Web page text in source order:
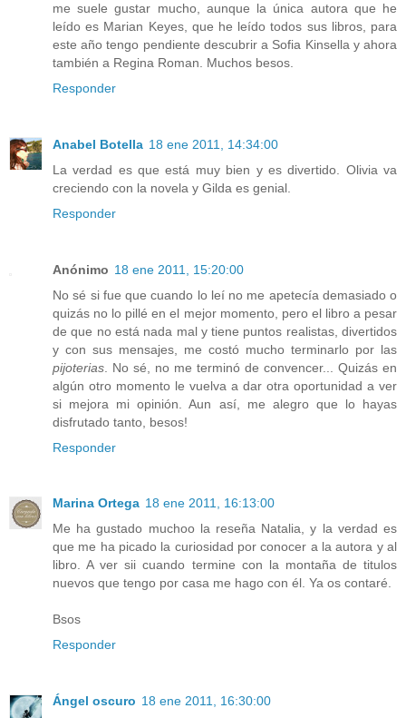
me suele gustar mucho, aunque la única autora que he
leído es Marian Keyes, que he leído todos sus libros, para
este año tengo pendiente descubrir a Sofia Kinsella y ahora
también a Regina Roman. Muchos besos.
Responder
Anabel Botella 18 ene 2011, 14:34:00
La verdad es que está muy bien y es divertido. Olivia va
creciendo con la novela y Gilda es genial.
Responder
Anónimo 18 ene 2011, 15:20:00
No sé si fue que cuando lo leí no me apetecía demasiado o
quizás no lo pillé en el mejor momento, pero el libro a pesar
de que no está nada mal y tiene puntos realistas, divertidos
y con sus mensajes, me costó mucho terminarlo por las
pijoterias . No sé, no me terminó de convencer... Quizás en
algún otro momento le vuelva a dar otra oportunidad a ver
si mejora mi opinión. Aun así, me alegro que lo hayas
disfrutado tanto, besos!
Responder
Marina Ortega 18 ene 2011, 16:13:00
Me ha gustado muchoo la reseña Natalia, y la verdad es
que me ha picado la curiosidad por conocer a la autora y al
libro. A ver sii cuando termine con la montaña de titulos
nuevos que tengo por casa me hago con él. Ya os contaré.
Bsos
Responder
Ángel oscuro 18 ene 2011, 16:30:00